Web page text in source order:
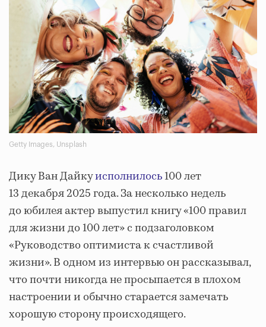
Getty Images, Unsplash
Дику Ван Дайкуисполнилось100 лет
13 декабря 2025 года. За несколько недель
до юбилея актер выпустил книгу «100 правил
для жизни до 100 лет» с подзаголовком
«Руководство оптимиста к счастливой
жизни». В одном из интервью он рассказывал,
что почти никогда не просыпается в плохом
настроении и обычно старается замечать
хорошую сторону происходящего.